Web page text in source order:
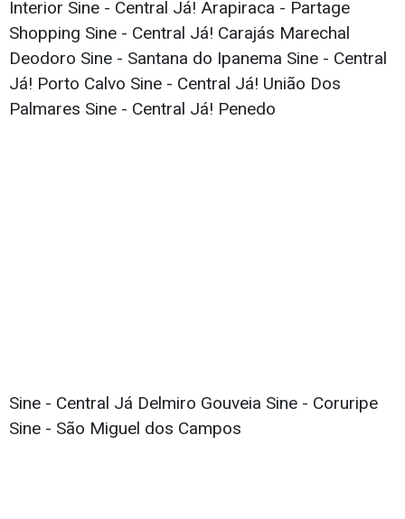
Interior Sine - Central Já! Arapiraca - Partage
Shopping Sine - Central Já! Carajás Marechal
Deodoro Sine - Santana do Ipanema Sine - Central
Já! Porto Calvo Sine - Central Já! União Dos
Palmares Sine - Central Já! Penedo
Sine - Central Já Delmiro Gouveia Sine - Coruripe
Sine - São Miguel dos Campos